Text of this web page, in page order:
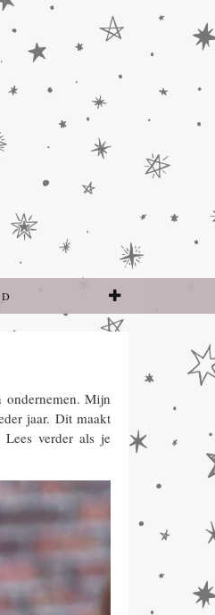
Mijn
jaar. Dit maakt
verder als je